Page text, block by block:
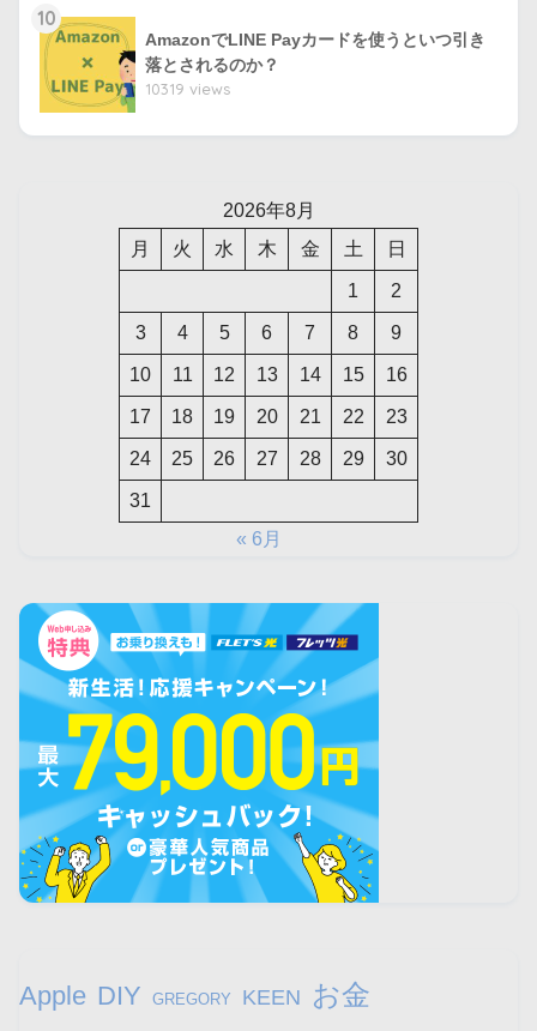
10
AmazonでLINE Payカードを使うといつ引き
落とされるのか？
10319 views
2026年8月
月
火 水 木 金 土 日
1 2
3 4 5 6 7 8 9
10 11 12 13 14 15 16
17 18 19 20 21 22 23
24 25 26 27 28 29 30
31
« 6月
Apple DIY GREGORY KEEN お金